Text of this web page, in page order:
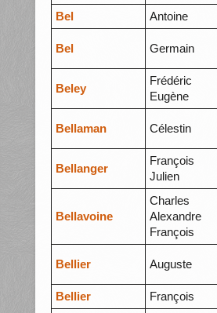
Bel
Antoine
Bel Germain
Beley
Frédéric
Eugène
Bellaman Célestin
Bellanger
François
Julien
Bellavoine
Charles
Alexandre
François
Bellier Auguste
Bellier François